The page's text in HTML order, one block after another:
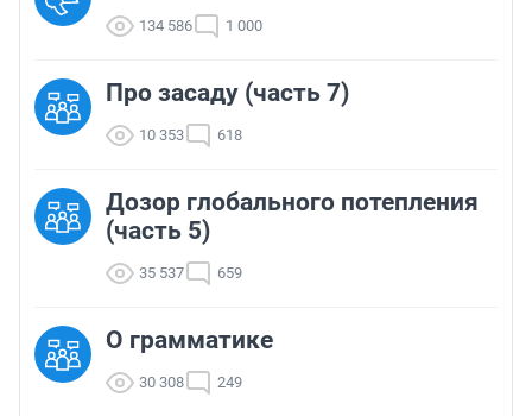
134 586 1 000
Про засаду (часть 7)
10 353 618
Дозор глобального потепления
(часть 5)
35 537 659
О грамматике
30 308 249